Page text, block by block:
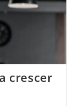
crescer